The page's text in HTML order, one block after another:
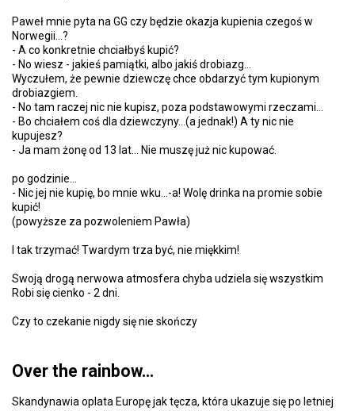
Paweł mnie pyta na GG czy będzie okazja kupienia czegoś w
Norwegii...?
- A co konkretnie chciałbyś kupić?
- No wiesz - jakieś pamiątki, albo jakiś drobiazg...
Wyczułem, że pewnie dziewczę chce obdarzyć tym kupionym
drobiazgiem.
- No tam raczej nic nie kupisz, poza podstawowymi rzeczami...
- Bo chciałem coś dla dziewczyny...(a jednak!) A ty nic nie
kupujesz?
- Ja mam żonę od 13 lat... Nie muszę już nic kupować.
po godzinie...
- Nic jej nie kupię, bo mnie wku...-a! Wolę drinka na promie sobie
kupić!
(powyższe za pozwoleniem Pawła)
I tak trzymać! Twardym trza być, nie miękkim!
Swoją drogą nerwowa atmosfera chyba udziela się wszystkim
Robi się cienko - 2 dni.
Czy to czekanie nigdy się nie skończy
Over the rainbow...
Skandynawia oplata Europę jak tęcza, która ukazuje się po letniej